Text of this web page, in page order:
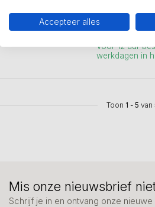
Vergelijk
€99,00
Op
Voor 12 uur
werkdagen in
Toon 1 - 5 van
Mis onze nieuwsbrief
Schrijf je in en ontvang onze
Accepteer alles